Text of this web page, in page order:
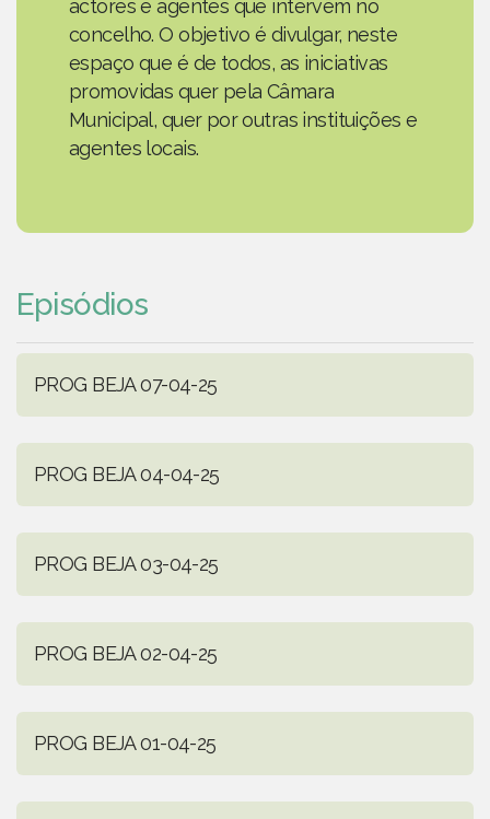
actores e agentes que intervêm no
concelho. O objetivo é divulgar, neste
espaço que é de todos, as iniciativas
promovidas quer pela Câmara
Municipal, quer por outras instituições e
agentes locais.
Episódios
PROG BEJA 07-04-25
PROG BEJA 04-04-25
PROG BEJA 03-04-25
PROG BEJA 02-04-25
PROG BEJA 01-04-25